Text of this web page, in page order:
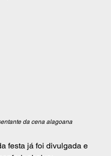
da cena alagoana
festa já foi divulgada e